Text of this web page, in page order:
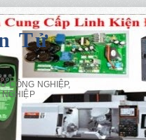
Tử
CÔNG NGHIỆP,
NGHIỆP